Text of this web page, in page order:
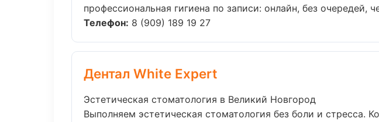
профессиональная гигиена по записи: онлайн, без очередей,
Телефон: 8 (909) 189 19 27
Дентал White Expert
Эстетическая стоматология в Великий Новгород
Выполняем эстетическая стоматология без боли и стресса.